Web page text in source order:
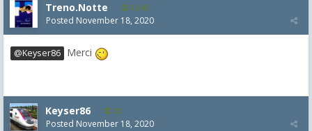
Treno.Notte 5,543
Posted November 18, 2020
@Keyser86 Merci
Keyser86 33
Posted November 18, 2020